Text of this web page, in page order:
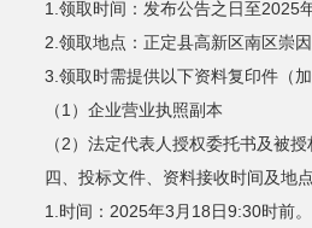
1.领取时间：发布公告之日至2025
2.领取地点：正定县高新区南区崇因
3.领取时需提供以下资料复印件（加
（1）企业营业执照副本
（2）法定代表人授权委托书及被
四、投标文件、资料接收时间及地点
1.时间：2025年3月18日9:30时前。